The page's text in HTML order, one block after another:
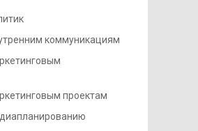
коммуникациям
проектам